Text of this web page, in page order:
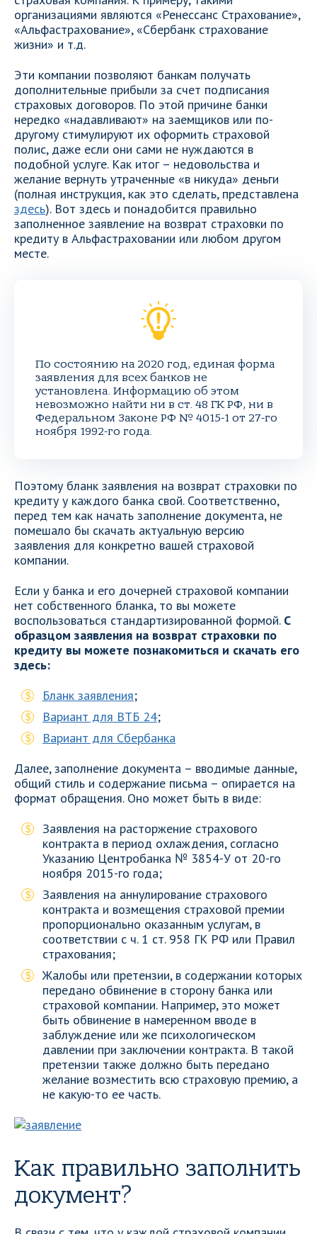
организациями являются «Ренессанс Страхование»,
«Альфастрахование», «Сбербанк страхование
жизни» и т.д.
Эти компании позволяют банкам получать
дополнительные прибыли за счет подписания
страховых договоров. По этой причине банки
нередко «надавливают» на заемщиков или по-
другому стимулируют их оформить страховой
полис, даже если они сами не нуждаются в
подобной услуге. Как итог – недовольства и
желание вернуть утраченные «в никуда» деньги
(полная инструкция, как это сделать, представлена
здесь). Вот здесь и понадобится правильно
заполненное заявление на возврат страховки по
кредиту в Альфастраховании или любом другом
месте.
По состоянию на 2020 год, единая форма
заявления для всех банков не
установлена. Информацию об этом
невозможно найти ни в ст. 48 ГК РФ, ни в
Федеральном Законе РФ № 4015-1 от 27-го
ноября 1992-го года.
Поэтому бланк заявления на возврат страховки по
кредиту у каждого банка свой. Соответственно,
перед тем как начать заполнение документа, не
помешало бы скачать актуальную версию
заявления для конкретно вашей страховой
компании.
Если у банка и его дочерней страховой компании
нет собственного бланка, то вы можете
воспользоваться стандартизированной формой. С
образцом заявления на возврат страховки по
кредиту вы можете познакомиться и скачать его
здесь:
Бланк заявления;
Вариант для ВТБ 24;
Вариант для Сбербанка
Далее, заполнение документа – вводимые данные,
общий стиль и содержание письма – опирается на
формат обращения. Оно может быть в виде:
Заявления на расторжение страхового
контракта в период охлаждения, согласно
Указанию Центробанка № 3854-У от 20-го
ноября 2015-го года;
Заявления на аннулирование страхового
контракта и возмещения страховой премии
пропорционально оказанным услугам, в
соответствии с ч. 1 ст. 958 ГК РФ или Правил
страхования;
Жалобы или претензии, в содержании которых
передано обвинение в сторону банка или
страховой компании. Например, это может
быть обвинение в намеренном вводе в
заблуждение или же психологическом
давлении при заключении контракта. В такой
претензии также должно быть передано
желание возместить всю страховую премию, а
не какую-то ее часть.
Как правильно заполнить
документ?